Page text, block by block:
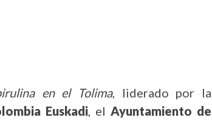
en el Tolima, liderado por la
Euskadi, el Ayuntamiento de